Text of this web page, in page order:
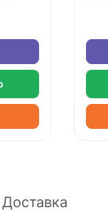
Доставка